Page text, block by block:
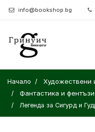
info@bookshop.bg
Начало
Художествени
Фантастика и
Легенда за Сигурд и